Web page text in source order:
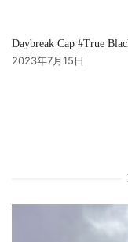
Daybreak Cap #True
2023年7月15日